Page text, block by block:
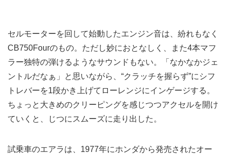
セルモーターを回して始動したエンジン音は、紛れもなく
CB750Fourのもの。ただし妙におとなしく、また4本マフ
ラー独特の弾けるようなサウンドもない。「なかなかジェ
ントルだなぁ」と思いながら、“クラッチを握らず”にシフ
トレバーを1段かき上げてローレンジにインゲージする。
ちょっと大きめのクリーピングを感じつつアクセルを開け
ていくと、じつにスムーズに走り出した。
試乗車のエアラは、1977年にホンダから発売されたオー